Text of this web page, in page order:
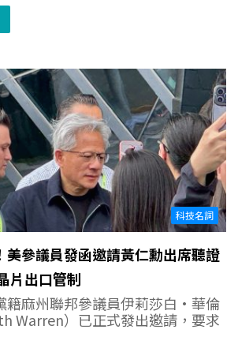
科技名詞
美參議員發函邀請黃仁勳出席聽證
片出口管制
籍麻州聯邦參議員伊莉莎白·華倫
Warren）已正式發出邀請，要求